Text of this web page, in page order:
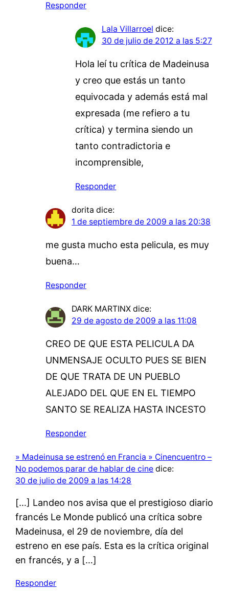
Responder
Lala Villarroel dice:
30 de julio de 2012 a las 5:27
Hola leí tu crítica de Madeinusa
y creo que estás un tanto
equivocada y además está mal
expresada (me refiero a tu
crítica) y termina siendo un
tanto contradictoria e
incomprensible,
Responder
dorita dice:
1 de septiembre de 2009 a las 20:38
me gusta mucho esta pelicula, es muy
buena…
Responder
DARK MARTINX dice:
29 de agosto de 2009 a las 11:08
CREO DE QUE ESTA PELICULA DA
UNMENSAJE OCULTO PUES SE BIEN
DE QUE TRATA DE UN PUEBLO
ALEJADO DEL QUE EN EL TIEMPO
SANTO SE REALIZA HASTA INCESTO
Responder
» Madeinusa se estrenó en Francia » Cinencuentro –
No podemos parar de hablar de cine dice:
30 de julio de 2009 a las 14:28
[…] Landeo nos avisa que el prestigioso diario
francés Le Monde publicó una crítica sobre
Madeinusa, el 29 de noviembre, día del
estreno en ese país. Esta es la crítica original
en francés, y a […]
Responder